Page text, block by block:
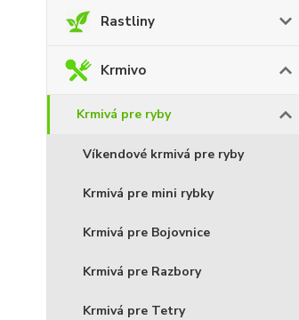
Rastliny
Krmivo
Krmivá pre ryby
Víkendové krmivá pre ryby
Krmivá pre mini rybky
Krmivá pre Bojovnice
Krmivá pre Razbory
Krmivá pre Tetry